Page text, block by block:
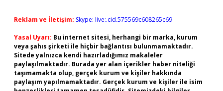
Reklam ve İletişim: Skype: live:.cid.575569c608265c69
Yasal Uyarı: Bu internet sitesi, herhangi bir marka, kurum
veya şahıs şirketi ile hiçbir bağlantısı bulunmamaktadır.
Sitede yalnızca kendi hazırladığımız makaleler
paylaşılmaktadır. Burada yer alan içerikler haber niteliği
taşımamakta olup, gerçek kurum ve kişiler hakkında
paylaşım yapılmamaktadır. Gerçek kurum ve kişiler ile isim